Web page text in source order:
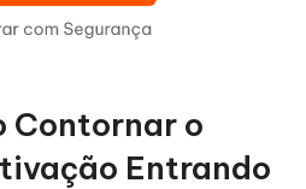
Contornar o
Entrando